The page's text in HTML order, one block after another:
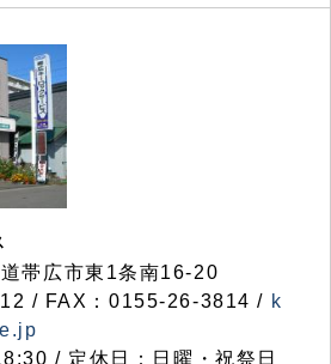
帯広市東1条南16-20
/ FAX：0155-26-3814 / k
/ 定休日：日曜・祝祭日